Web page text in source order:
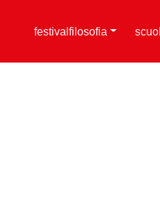
festivalfilosofia